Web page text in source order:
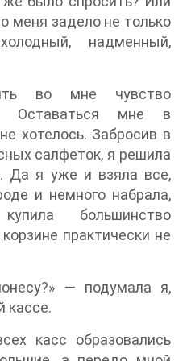
меня задело не только
надменный,
во мне чувство
Оставаться мне в
хотелось. Забросив в
салфеток, я решила
Да я уже и взяла все,
и немного набрала,
большинство
практически не
— подумала я,
кассе.
касс образовались